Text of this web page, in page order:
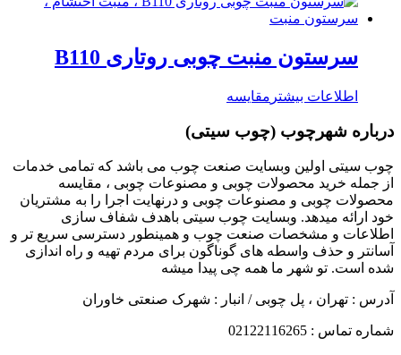
سرستون منبت چوبی روتاری B110
اطلاعات بیشتر مقایسه
درباره شهرچوب (چوب سیتی)
چوب سیتی اولین وبسایت صنعت چوب می باشد که تمامی خدمات
از جمله خرید محصولات چوبی و مصنوعات چوبی ، مقایسه
محصولات چوبی و مصنوعات چوبی و درنهایت اجرا را به مشتریان
خود ارائه میدهد. وبسایت چوب سیتی باهدف شفاف سازی
اطلاعات و مشخصات صنعت چوب و همینطور دسترسی سریع تر و
آسانتر و حذف واسطه های گوناگون برای مردم تهیه و راه اندازی
شده است. تو شهر ما همه چی پیدا میشه
آدرس : تهران ، پل چوبی / انبار : شهرک صنعتی خاوران
شماره تماس : 02122116265